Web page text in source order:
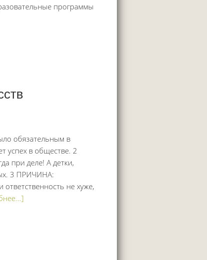
программы
обязательным в
успех в обществе. 2
при деле! А детки,
3 ПРИЧИНА:
не хуже,